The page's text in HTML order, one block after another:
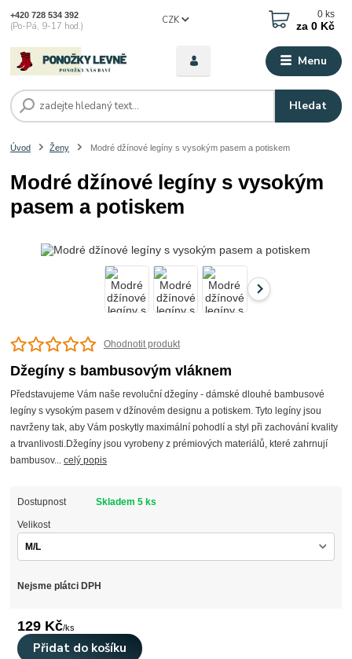
Menu
CZK
Hledat
+420 728 534 392
(Po-Pá, 9-17 hod.)
0 ks
za 0 Kč
Úvod Ženy Modré džínové legíny s vysokým pasem a potiskem
Modré džínové legíny s vysokým
pasem a potiskem
Ohodnotit produkt
Džegíny s bambusovým vláknem
Představujeme Vám naše revoluční džegíny - dámské dlouhé bambusové
legíny s vysokým pasem v džínovém designu a potiskem. Tyto legíny jsou
navrženy tak, aby Vám poskytly maximální pohodlí a styl při zachování kvality
a trvanlivosti.Džegíny jsou vyrobeny z prémiových materiálů, které zahrnují
bambusov...celý popis
Dostupnost Skladem 5 ks
Velikost
Nejsme plátci DPH
129 Kč/ks
Přidat do košíku